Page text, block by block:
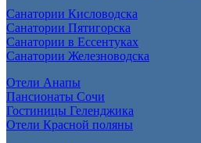
Санатории Кисловодска
Санатории Пятигорска
Санатории в Ессентуках
Санатории Железноводска
Отели Анапы
Пансионаты Сочи
Гостиницы Геленджика
Отели Красной поляны